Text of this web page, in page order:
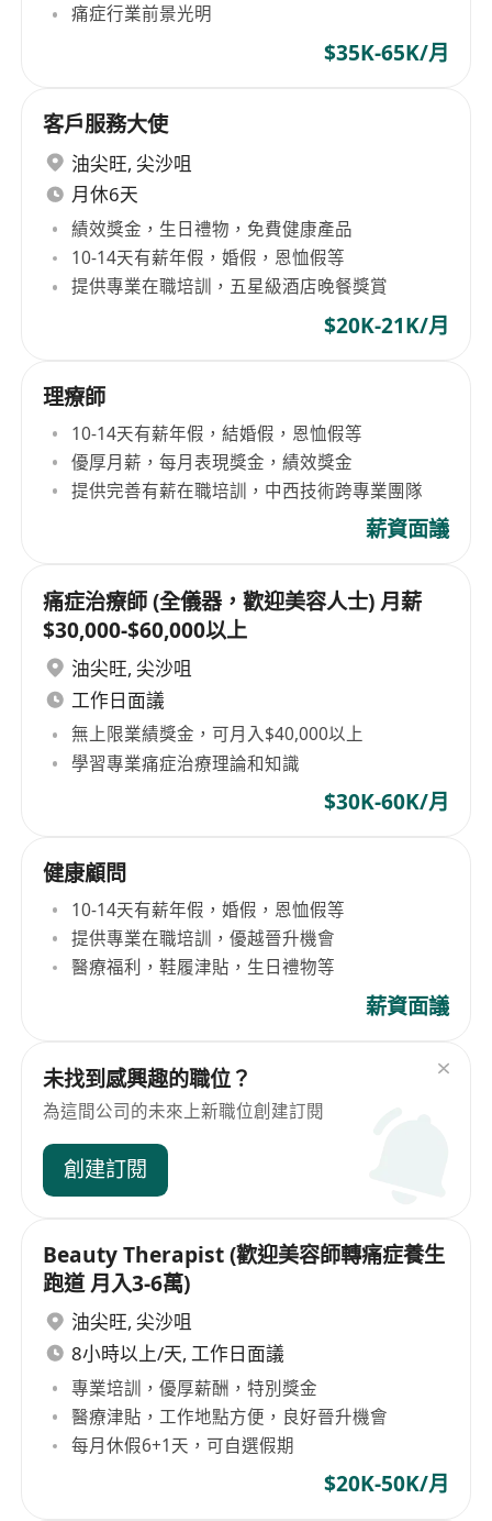
痛症行業前景光明
$35K-65K/月
客戶服務大使
油尖旺, 尖沙咀
月休6天
績效獎金，生日禮物，免費健康產品
10-14天有薪年假，婚假，恩恤假等
提供專業在職培訓，五星級酒店晚餐獎賞
$20K-21K/月
理療師
10-14天有薪年假，結婚假，恩恤假等
優厚月薪，每月表現獎金，績效獎金
提供完善有薪在職培訓，中西技術跨專業團隊
薪資面議
痛症治療師 (全儀器，歡迎美容人士) 月薪
$30,000-$60,000以上
油尖旺, 尖沙咀
工作日面議
無上限業績獎金，可月入$40,000以上
學習專業痛症治療理論和知識
$30K-60K/月
健康顧問
10-14天有薪年假，婚假，恩恤假等
提供專業在職培訓，優越晉升機會
醫療福利，鞋履津貼，生日禮物等
薪資面議
未找到感興趣的職位？
為這間公司的未來上新職位創建訂閱
創建訂閱
Beauty Therapist (歡迎美容師轉痛症養生
跑道 月入3-6萬)
油尖旺, 尖沙咀
8小時以上/天, 工作日面議
專業培訓，優厚薪酬，特別獎金
醫療津貼，工作地點方便，良好晉升機會
每月休假6+1天，可自選假期
$20K-50K/月